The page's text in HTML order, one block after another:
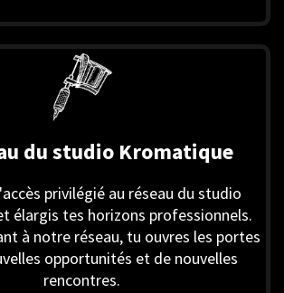
du studio Kromatique
privilégié au réseau du studio
élargis tes horizons professionnels.
à notre réseau, tu ouvres les portes
opportunités et de nouvelles
rencontres.